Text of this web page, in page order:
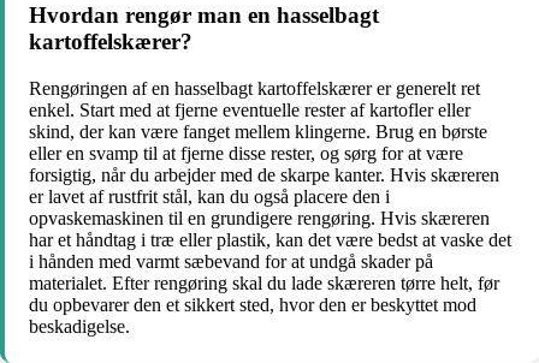
Hvordan rengør man en hasselbagt
kartoffelskærer?
Rengøringen af ​​en hasselbagt kartoffelskærer er generelt ret
enkel. Start med at fjerne eventuelle rester af kartofler eller
skind, der kan være fanget mellem klingerne. Brug en børste
eller en svamp til at fjerne disse rester, og sørg for at være
forsigtig, når du arbejder med de skarpe kanter. Hvis skæreren
er lavet af rustfrit stål, kan du også placere den i
opvaskemaskinen til en grundigere rengøring. Hvis skæreren
har et håndtag i træ eller plastik, kan det være bedst at vaske det
i hånden med varmt sæbevand for at undgå skader på
materialet. Efter rengøring skal du lade skæreren tørre helt, før
du opbevarer den et sikkert sted, hvor den er beskyttet mod
beskadigelse.